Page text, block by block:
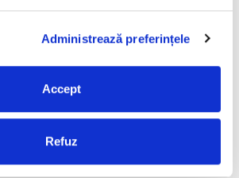
Administrează preferințele
Accept
Refuz